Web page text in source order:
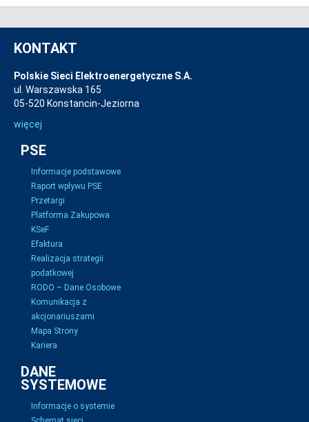
KONTAKT
Polskie Sieci Elektroenergetyczne S.A.
ul. Warszawska 165
05-520 Konstancin-Jeziorna
więcej
PSE
Informacje podstawowe
Raport wpływu PSE
Przetargi
Platforma Zakupowa
KSeF
Efaktura
Realizacja strategii
podatkowej
RODO – Dane Osobowe
Komunikacja z
akcjonariuszami
Mapa Strony
Kariera
DANE
SYSTEMOWE
Informacje o systemie